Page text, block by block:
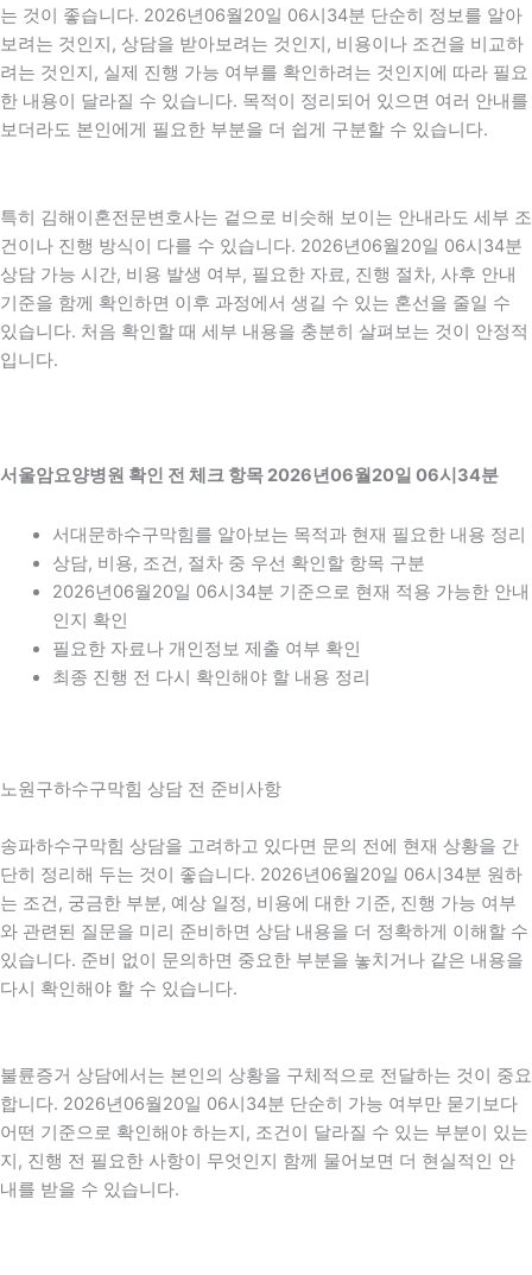
는 것이 좋습니다. 2026년06월20일 06시34분 단순히 정보를 알아
보려는 것인지, 상담을 받아보려는 것인지, 비용이나 조건을 비교하
려는 것인지, 실제 진행 가능 여부를 확인하려는 것인지에 따라 필요
한 내용이 달라질 수 있습니다. 목적이 정리되어 있으면 여러 안내를
보더라도 본인에게 필요한 부분을 더 쉽게 구분할 수 있습니다.
특히 김해이혼전문변호사는 겉으로 비슷해 보이는 안내라도 세부 조
건이나 진행 방식이 다를 수 있습니다. 2026년06월20일 06시34분
상담 가능 시간, 비용 발생 여부, 필요한 자료, 진행 절차, 사후 안내
기준을 함께 확인하면 이후 과정에서 생길 수 있는 혼선을 줄일 수
있습니다. 처음 확인할 때 세부 내용을 충분히 살펴보는 것이 안정적
입니다.
서울암요양병원 확인 전 체크 항목 2026년06월20일 06시34분
서대문하수구막힘를 알아보는 목적과 현재 필요한 내용 정리
상담, 비용, 조건, 절차 중 우선 확인할 항목 구분
2026년06월20일 06시34분 기준으로 현재 적용 가능한 안내
인지 확인
필요한 자료나 개인정보 제출 여부 확인
최종 진행 전 다시 확인해야 할 내용 정리
노원구하수구막힘 상담 전 준비사항
송파하수구막힘 상담을 고려하고 있다면 문의 전에 현재 상황을 간
단히 정리해 두는 것이 좋습니다. 2026년06월20일 06시34분 원하
는 조건, 궁금한 부분, 예상 일정, 비용에 대한 기준, 진행 가능 여부
와 관련된 질문을 미리 준비하면 상담 내용을 더 정확하게 이해할 수
있습니다. 준비 없이 문의하면 중요한 부분을 놓치거나 같은 내용을
다시 확인해야 할 수 있습니다.
불륜증거 상담에서는 본인의 상황을 구체적으로 전달하는 것이 중요
합니다. 2026년06월20일 06시34분 단순히 가능 여부만 묻기보다
어떤 기준으로 확인해야 하는지, 조건이 달라질 수 있는 부분이 있는
지, 진행 전 필요한 사항이 무엇인지 함께 물어보면 더 현실적인 안
내를 받을 수 있습니다.